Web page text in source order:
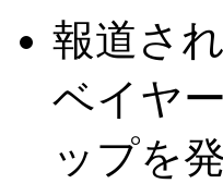
報道さ
ベイヤ
ップを